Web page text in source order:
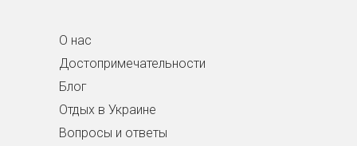
О нас
Достопримечательности
Блог
Отдых в Украине
Вопросы и ответы